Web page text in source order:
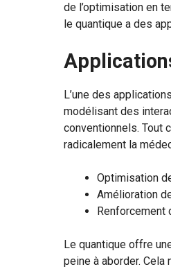
de l’optimisation en
le quantique a des
L’une des
modélisant des
conventionnels. Tout
radicalement la
Optimisation
Amélioration
Renforcement
Le quantique offre
peine à aborder.